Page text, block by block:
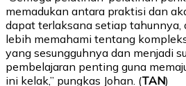
memadukan antara praktisi dan
dapat terlaksana setiap tahunnya,
lebih memahami tentang
yang sesungguhnya dan menjadi
pembelajaran penting guna
ini kelak,” pungkas Johan. (TAN)